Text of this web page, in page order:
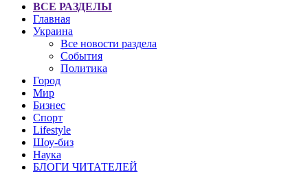
ВСЕ РАЗДЕЛЫ
Главная
Украина
Все новости раздела
События
Политика
Город
Мир
Бизнес
Спорт
Lifestyle
Шоу-биз
Наука
БЛОГИ ЧИТАТЕЛЕЙ